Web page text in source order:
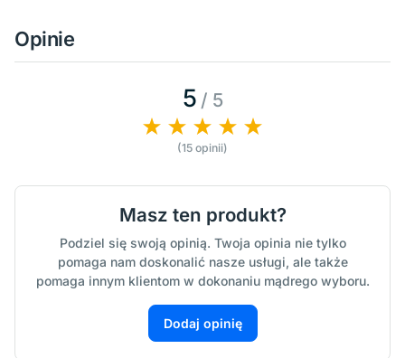
Opinie
5 / 5
(15 opinii)
Masz ten produkt?
Podziel się swoją opinią. Twoja opinia nie tylko
pomaga nam doskonalić nasze usługi, ale także
pomaga innym klientom w dokonaniu mądrego wyboru.
Dodaj opinię